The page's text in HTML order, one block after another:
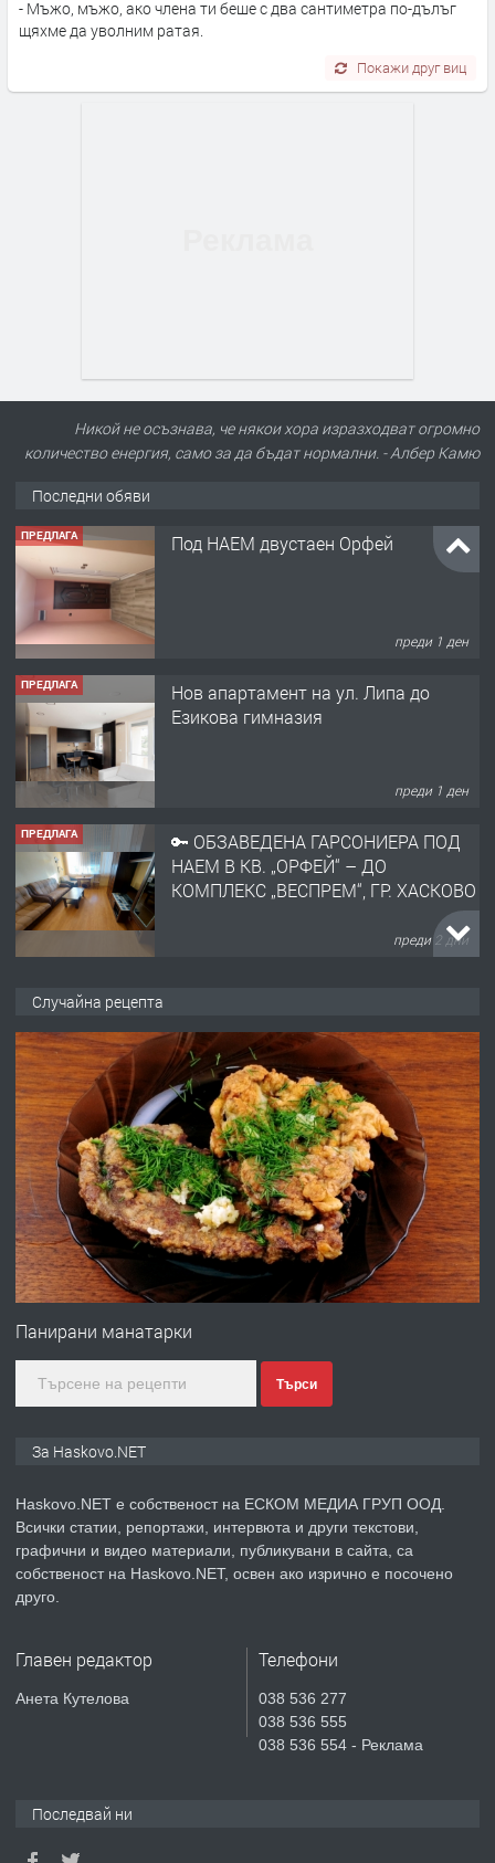
- Мъжо, мъжо, ако члена ти беше с два сантиметра по-дълъг
щяхме да уволним ратая.
Покажи друг виц
Никой не осъзнава, че някои хора изразходват огромно
количество енергия, само за да бъдат нормални. - Албер Камю
Последни обяви
ПРЕДЛАГА
Нов апартамент на ул. Липа до
преди 1 ден
ПРЕДЛАГА
🔑 ОБЗАВЕДЕНА ГАРСОНИЕРА ПОД
НАЕМ В КВ. „ОРФЕЙ“ – ДО
преди 2 дни
ПРЕДЛАГА
НАПЪЛНО ОБЗАВЕДЕН И
ОБОРУДВАН ТРИСТАЕН
АПАРТАМЕНТ В ЦЕНТЪРА НА ГР.
преди 3 дни
преди 3 дни
ПРЕДЛАГА
№4120 Магазин/Офис под наем в кв.
Любен Каравелов, Хасково-близо до
градската градина!
преди 3 дни
ПРЕДЛАГА
ПРОСТОРЕН ТРИСТАЕН
КУБА
преди 4 дни
ПРЕДЛАГА СГЛОБЯВАНЕ НА МЕБЕЛИ.
№4119 Едностаен обзаведен
Случайна рецепта
Панирани манатарки
Търси
За Haskovo.NET
Haskovo.NET е собственост на ЕСКОМ МЕДИА ГРУП ООД.
Всички статии, репортажи, интервюта и други текстови,
графични и видео материали, публикувани в сайта, са
собственост на Haskovo.NET, освен ако изрично е посочено
друго.
Главен редактор
Анета Кутелова
Телефони
038 536 277
038 536 555
038 536 554 - Реклама
Последвай ни